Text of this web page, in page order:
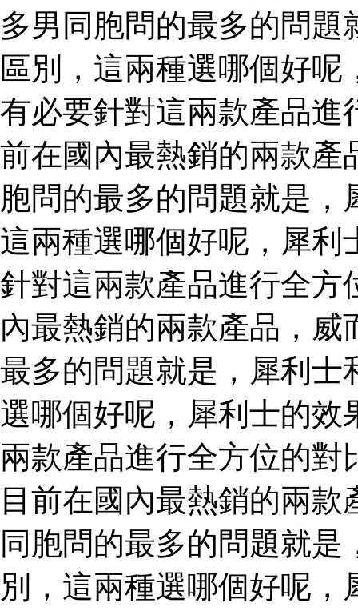
多男同胞問的最多的問
區別，這兩種選哪個好呢
有必要針對這兩款產品進
前在國內最熱銷的兩款產
胞問的最多的問題就是
這兩種選哪個好呢，犀利
針對這兩款產品進行全方
內最熱銷的兩款產品，
最多的問題就是，犀利士
選哪個好呢，犀利士的效
兩款產品進行全方位的
目前在國內最熱銷的兩
同胞問的最多的問題就
別，這兩種選哪個好呢，